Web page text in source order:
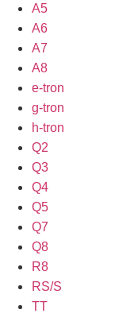
A5
A6
A7
A8
e-tron
g-tron
h-tron
Q2
Q3
Q4
Q5
Q7
Q8
R8
RS/S
TT